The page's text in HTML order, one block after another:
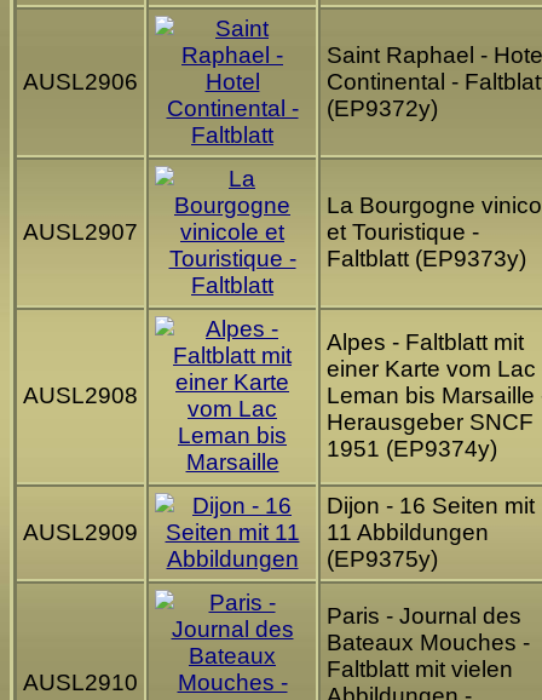
AUSL2906
Saint Raphael -
Continental -
(EP9372y)
AUSL2907
La Bourgogne
et Touristique -
Faltblatt (EP9373y)
AUSL2908
Alpes - Faltblatt mit
einer Karte vom Lac
Leman bis Marsaille
Herausgeber SNCF
1951 (EP9374y)
AUSL2909
Dijon - 16 Seiten mit
11 Abbildungen
(EP9375y)
AUSL2910
Paris - Journal des
Bateaux Mouches -
Faltblatt mit vielen